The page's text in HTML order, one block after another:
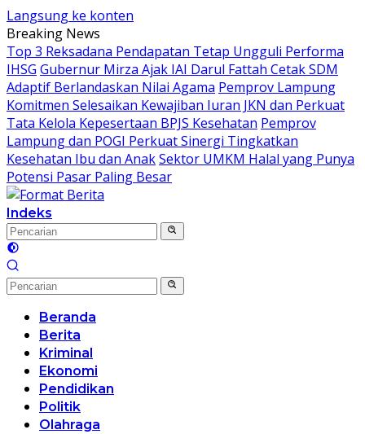
Langsung ke konten
Breaking News
Top 3 Reksadana Pendapatan Tetap Ungguli Performa
IHSG Gubernur Mirza Ajak IAI Darul Fattah Cetak SDM
Adaptif Berlandaskan Nilai Agama Pemprov Lampung
Komitmen Selesaikan Kewajiban Iuran JKN dan Perkuat
Tata Kelola Kepesertaan BPJS Kesehatan Pemprov
Lampung dan POGI Perkuat Sinergi Tingkatkan
Kesehatan Ibu dan AnakSektor UMKM Halal yang Punya
Potensi Pasar Paling Besar
Indeks
Beranda
Berita
Kriminal
Ekonomi
Pendidikan
Politik
Olahraga